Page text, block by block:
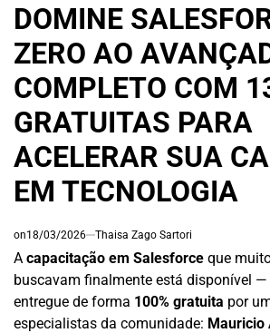
DOMINE
ZERO AO
COMPLETO COM
GRATUITAS PARA
ACELERAR SUA
EM TECNOLOGIA
on18/03/2026 Thaisa Zago Sartori
A capacitação em Salesforce que
buscavam finalmente está disponível —
entregue de forma 100% gratuita por
especialistas da comunidade: Mauricio